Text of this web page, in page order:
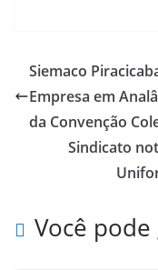
b
o
o
k
er e
Siemaco
Empresa em
da Convenção
Sindicato
Você